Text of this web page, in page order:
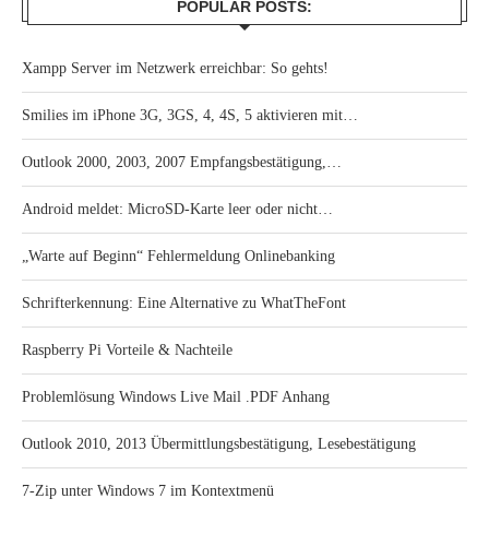
POPULAR POSTS:
Xampp Server im Netzwerk erreichbar: So gehts!
Smilies im iPhone 3G, 3GS, 4, 4S, 5 aktivieren mit…
Outlook 2000, 2003, 2007 Empfangsbestätigung,…
Android meldet: MicroSD-Karte leer oder nicht…
„Warte auf Beginn“ Fehlermeldung Onlinebanking
Schrifterkennung: Eine Alternative zu WhatTheFont
Raspberry Pi Vorteile & Nachteile
Problemlösung Windows Live Mail .PDF Anhang
Outlook 2010, 2013 Übermittlungsbestätigung, Lesebestätigung
7-Zip unter Windows 7 im Kontextmenü